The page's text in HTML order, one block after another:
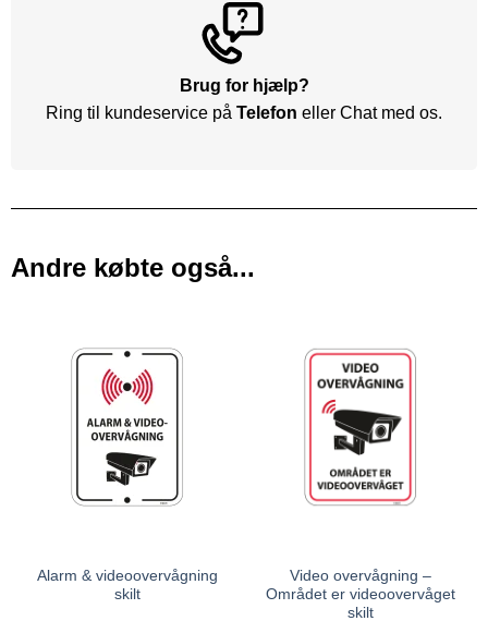
Brug for hjælp?
Ring til kundeservice på Telefon eller Chat med os.
Andre købte også...
Alarm & videoovervågning
skilt
Video overvågning –
Området er videoovervåget
skilt